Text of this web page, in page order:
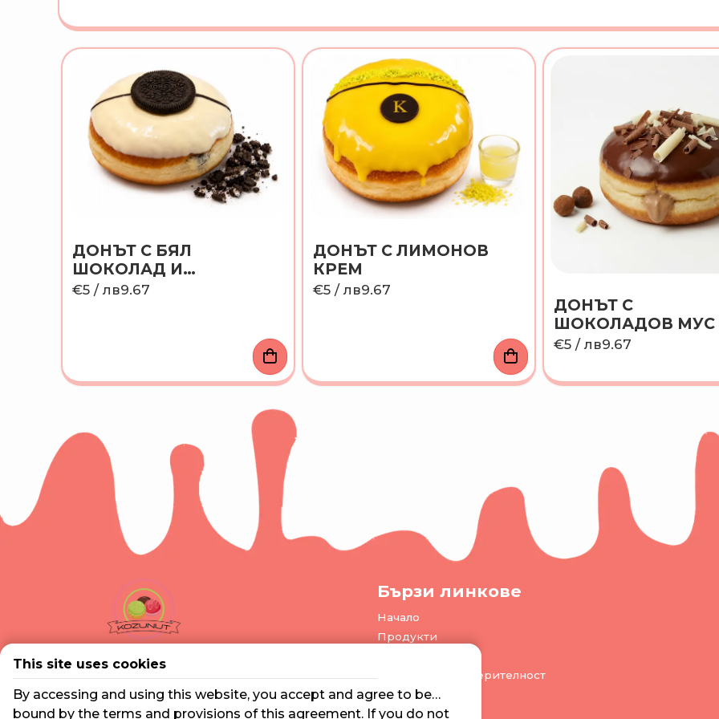
This site uses cookies
By accessing and using this website, you accept and agree to be
bound by the terms and provisions of this agreement. If you do not
ДОНЪТ С БЯЛ
ШОКОЛАД И
БИСКВИТКИ "ОРЕО"
€5 / лв9.67
ДОНЪТ С ЛИМОНОВ
КРЕМ
€5 / лв9.67
ДОНЪТ С
ШОКОЛАДОВ МУС
"БЕЙЛИС"
€5 / лв9.67
"ЧЕРНА ЧЕРЕША"
€5.00/ лв9.67
Kozunut.com
София център, ул. „Дунав“ 34, 1000
Бързи линкове
Начало
Продукти
Политика за поверителност